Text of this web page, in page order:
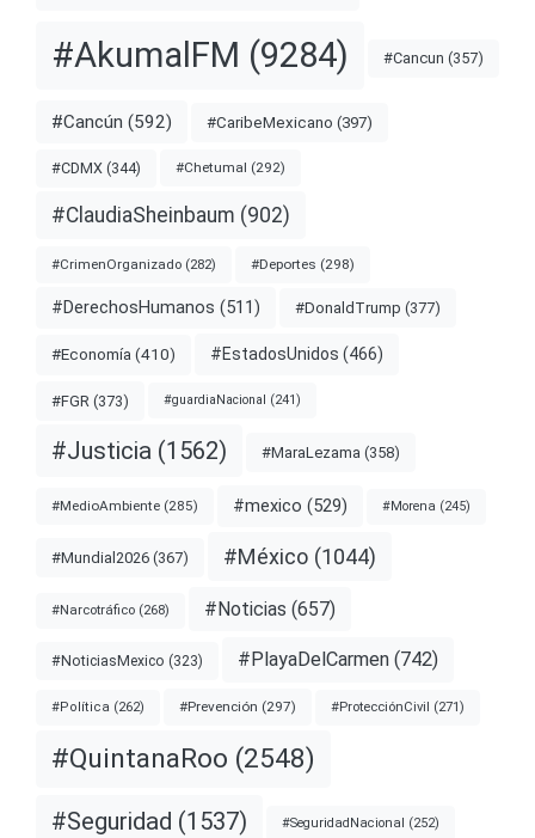
#AkumalFM (9284) #Cancun (357)
#Cancún (592) #CaribeMexicano (397)
#CDMX (344) #Chetumal (292)
#ClaudiaSheinbaum (902)
#CrimenOrganizado (282) #Deportes (298)
#DerechosHumanos (511) #DonaldTrump (377)
#Economía (410) #EstadosUnidos (466)
#FGR (373) #guardiaNacional (241)
#Justicia (1562) #MaraLezama (358)
#MedioAmbiente (285) #mexico (529) #Morena (245)
#Mundial2026 (367) #México (1044)
#Narcotráfico (268) #Noticias (657)
#NoticiasMexico (323) #PlayaDelCarmen (742)
#Política (262) #Prevención (297) #ProtecciónCivil (271)
#QuintanaRoo (2548)
#Seguridad (1537) #SeguridadNacional (252)